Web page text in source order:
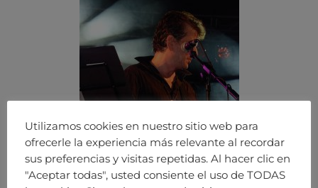
Utilizamos cookies en nuestro sitio web para
ofrecerle la experiencia más relevante al recordar
sus preferencias y visitas repetidas. Al hacer clic en
"Aceptar todas", usted consiente el uso de TODAS